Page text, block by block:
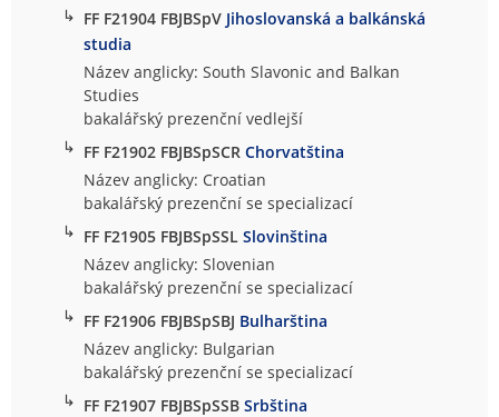
↳ FF F21904 FBJBSpV Jihoslovanská a balkánská
studia
Název anglicky: South Slavonic and Balkan
Studies
bakalářský prezenční vedlejší
↳ FF F21902 FBJBSpSCRChorvatština
Název anglicky: Croatian
bakalářský prezenční se specializací
↳ FF F21905 FBJBSpSSLSlovinština
Název anglicky: Slovenian
bakalářský prezenční se specializací
↳ FF F21906 FBJBSpSBJ Bulharština
Název anglicky: Bulgarian
bakalářský prezenční se specializací
↳ FF F21907 FBJBSpSSBSrbština